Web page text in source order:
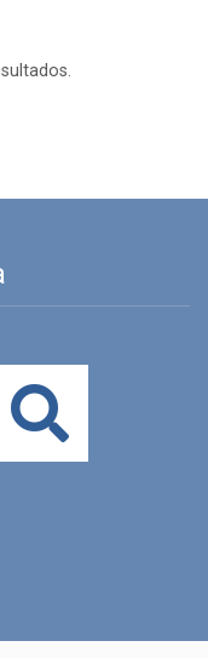
Buscar